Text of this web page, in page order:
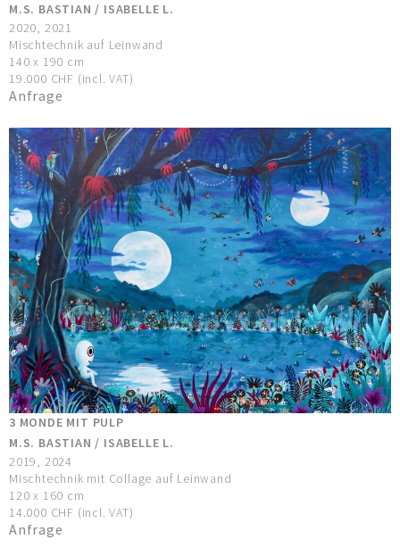
M.S. BASTIAN / ISABELLE L.
2020, 2021
Mischtechnik auf Leinwand
140 x 190 cm
19.000 CHF (incl. VAT)
Anfrage
3 MONDE MIT PULP
M.S. BASTIAN / ISABELLE L.
2019, 2024
Mischtechnik mit Collage auf Leinwand
120 x 160 cm
14.000 CHF (incl. VAT)
Anfrage